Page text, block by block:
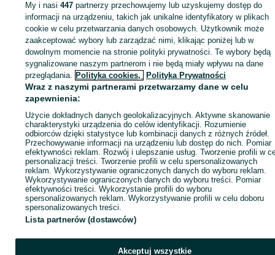
Zaloguj się lub załóż konto na OLX, aby skontaktować się z
sprzedającym
Zaloguj się / Załóż konto
Wyślij wiadomość
My i nasi447 partnerzy przechowujemy lub uzyskujemy dostęp do
informacji na urządzeniu, takich jak unikalne identyfikatory w plikach
cookie w celu przetwarzania danych osobowych. Użytkownik może
zaakceptować wybory lub zarządzać nimi, klikając poniżej lub w
dowolnym momencie na stronie polityki prywatności. Te wybory będą
sygnalizowane naszym partnerom i nie będą miały wpływu na dane
przeglądania. Polityka cookies, Polityka Prywatności
Wraz z naszymi partnerami przetwarzamy dane w celu
zapewnienia:
Użycie dokładnych danych geolokalizacyjnych. Aktywne skanowanie
charakterystyki urządzenia do celów identyfikacji. Rozumienie
odbiorców dzięki statystyce lub kombinacji danych z różnych źródeł.
Przechowywanie informacji na urządzeniu lub dostęp do nich. Pomiar
efektywności reklam. Rozwój i ulepszanie usług. Tworzenie profili w
personalizacji treści. Tworzenie profili w celu spersonalizowanych
reklam. Wykorzystywanie ograniczonych danych do wyboru reklam.
Wykorzystywanie ograniczonych danych do wyboru treści. Pomiar
efektywności treści. Wykorzystanie profili do wyboru
spersonalizowanych reklam. Wykorzystywanie profili w celu doboru
spersonalizowanych treści.
Lista partnerów (dostawców)
Akceptuj wszystkie